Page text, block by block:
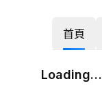
首頁
Loading…